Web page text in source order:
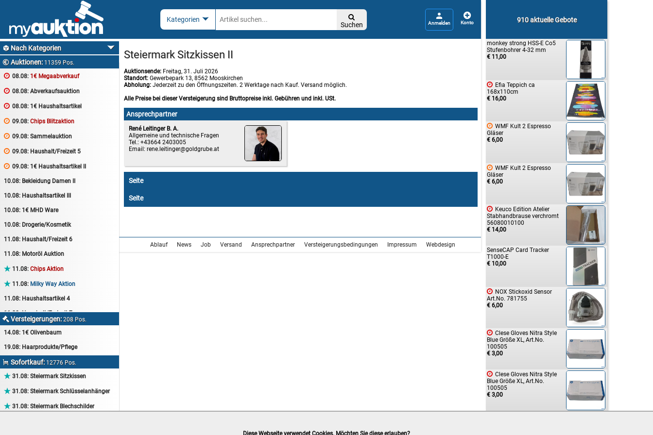

Suchen
 
 Nach Kategorien
 Auktionen: 11359 Pos.
 08.08: 1€ Megaabverkauf
 08.08: Abverkaufsauktion
 08.08: 1€ Haushaltsartikel
 09.08: Chips Blitzaktion
 09.08: Sammelauktion
 09.08: Haushalt/Freizeit 5
 09.08: 1€ Haushaltsartikel II
10.08: Bekleidung Damen II
10.08: Haushaltsartikel III
10.08: 1€ MHD Ware
10.08: Drogerie/Kosmetik
11.08: Haushalt/Freizeit 6
11.08: Motoröl Auktion
 11.08: Chips Aktion
 11.08: Milky Way Aktion
11.08: Haushaltsartikel 4
11.08:Haushalt/Freizeit 7
12.08:Pralinen Auktion
12.08:
 Versteigerungen:208 Pos.
14.08: 1€ Olivenbaum
19.08: Haarprodukte/Pflege
 Sofortkauf: 12776 Pos.
 31.08: Steiermark Sitzkissen
 31.08: Steiermark Schlüsselanhänger
 31.08: Steiermark Blechschilder
910 aktuelle Gebote
monkey strong HSS-E Co5
Stufenbohrer 4-32 mm
€ 11,00
 Efia Teppich ca
168x110cm
€ 16,00
 WMF Kult 2 Espresso
Gläser
€ 6,00
 WMF Kult 2 Espresso
Gläser
€ 6,00
 Keuco Edition Atelier
Stabhandbrause verchromt
56080010100
€ 14,00
SenseCAP Card Tracker
T1000-E
€ 10,00
 NOX Stickoxid Sensor
Art.No. 781755
€ 6,00
 Clese Gloves Nitra Style
Blue Größe XL, Art.No.
100505
€ 3,00
 Clese Gloves Nitra Style
Blue Größe XL, Art.No.
100505
€ 3,00
Steiermark Sitzkissen II
Auktionsende: Freitag, 31. Juli 2026
Standort: Gewerbepark 13, 8562 Mooskirchen
Abholung: Jederzeit zu den Öffnungszeiten. 2 Werktage nach Kauf. Versand möglich.
Alle Preise bei dieser Versteigerung sind Bruttopreise inkl. Gebühren und inkl. USt.
Ansprechpartner
René Leitinger B. A.
Allgemeine und technische Fragen
Tel.: +43664 2403005
Email: rene.leitinger
Seite
Seite
Ablauf News Job Versand Ansprechpartner Versteigerungsbedingungen Impressum Webdesign
Diese Webseite verwendet Cookies. Möchten Sie diese erlauben?